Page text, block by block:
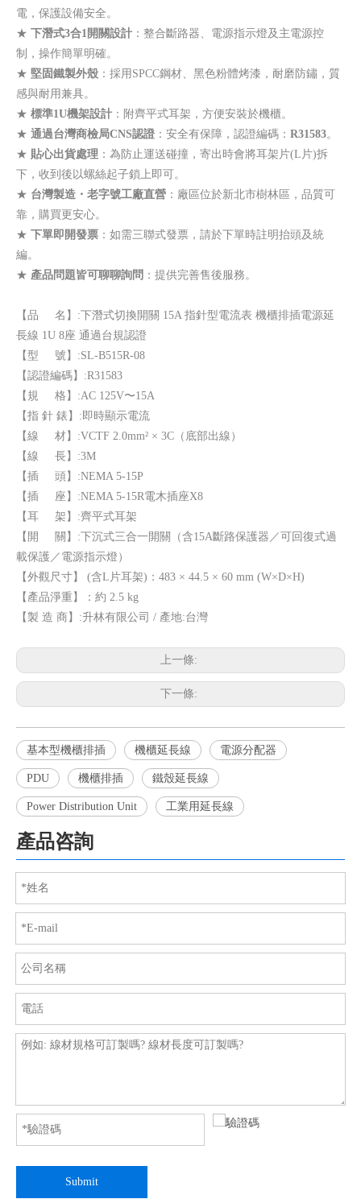
電，保護設備安全。
★ 下潛式3合1開關設計 ：整合斷路器、電源指示燈及主電源控
制，操作簡單明確。
★ 堅固鐵製外殼 ：採用SPCC鋼材、黑色粉體烤漆，耐磨防鏽，質
感與耐用兼具。
★ 標準1U機架設計 ：附齊平式耳架，方便安裝於機櫃。
★ 通過台灣商檢局CNS認證 ：安全有保障，認證編碼： R31583。
★ 貼心出貨處理 ：為防止運送碰撞，寄出時會將耳架片(L片)拆
下，收到後以螺絲起子鎖上即可。
★ 台灣製造・老字號工廠直營 ：廠區位於新北市樹林區，品質可
靠，購買更安心。
★ 下單即開發票 ：如需三聯式發票，請於下單時註明抬頭及統
編。
★ 產品問題皆可聊聊詢問 ：提供完善售後服務。
【品 名】:下潛式切換開關 15A 指針型電流表 機櫃排插電源延
長線 1U 8座 通過台規認證
【型 號】:SL-B515R-08
【認證編碼】:R31583
【規 格】:AC 125V〜15A
【指 針 錶】:即時顯示電流
【線 材】:VCTF 2.0mm² × 3C（底部出線）
【線 長】:3M
【插 頭】:NEMA 5-15P
【插 座】:NEMA 5-15R電木插座X8
【耳 架】:齊平式耳架
【開 關】:下沉式三合一開關（含15A斷路保護器／可回復式過
載保護／電源指示燈）
【外觀尺寸】 (含L片耳架)：483 × 44.5 × 60 mm (W×D×H)
【產品淨重】：約 2.5 kg
【製 造 商】:升林有限公司 / 產地:台灣
上一條:
下一條:
基本型機櫃排插 機櫃延長線 電源分配器
PDU 機櫃排插 鐵殼延長線
Power Distribution Unit 工業用延長線
產品咨詢
Submit